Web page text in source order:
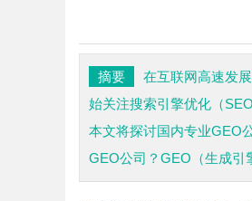
摘要
在互联网高速发
始关注搜索引擎优化（
本文将探讨国内专业GEO
GEO公司？GEO（生成引